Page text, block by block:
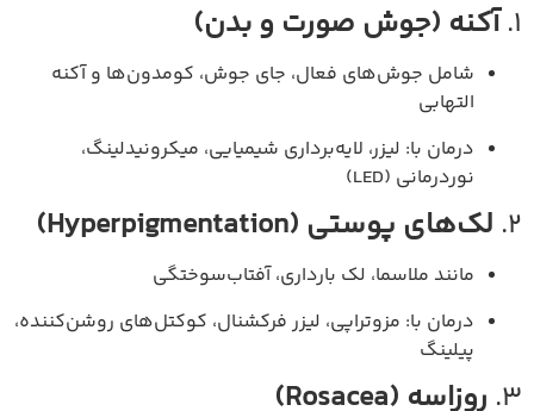
1. آکنه (جوش صورت و بدن)
شامل جوش‌های فعال، جای جوش، کومدون‌ها و آکنه
التهابی
درمان با: لیزر، لایه‌برداری شیمیایی، میکرونیدلینگ،
نوردرمانی (LED)
2. لک‌های پوستی (Hyperpigmentation)
مانند ملاسما، لک بارداری، آفتاب‌سوختگی
درمان با: مزوتراپی، لیزر فرکشنال، کوکتل‌های روشن‌کننده،
پیلینگ
3. روزاسه (Rosacea)